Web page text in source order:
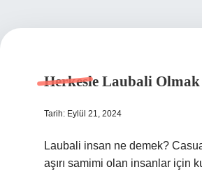
Herkesle Laubali Olmak
Tarih: Eylül 21, 2024
Laubali insan ne demek?
aşırı samimi olan insanlar için